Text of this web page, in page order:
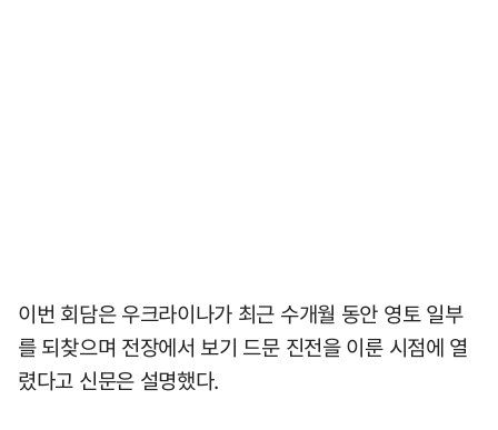
이번 회담은 우크라이나가 최근 수개월 동안 영토 일부
를 되찾으며 전장에서 보기 드문 진전을 이룬 시점에 열
렸다고 신문은 설명했다.